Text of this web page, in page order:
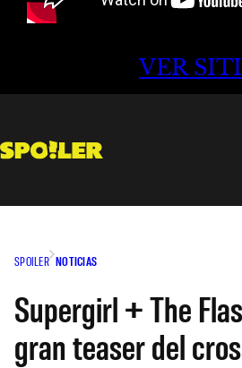
VER
SPOILER NOTICIAS
Supergirl + The
gran teaser del